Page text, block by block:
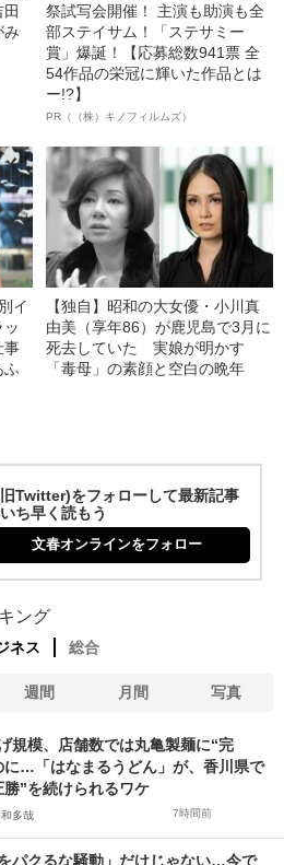
み
祭試写会開催！ 主演も助演も全
部ステイサム！「ステサミー
賞」爆誕！【応募総数941票 全
54作品の栄冠に輝いた作品とは
ー!?】
PR（（株）キノフィルムズ）
イ
事
ふ
【独自】昭和の大女優・小川真
由美（享年86）が鹿児島で3月に
死去していた 実娘が明かす
「毒母」の素顔と空白の晩年
Twitter)をフォローして最新記事
ち早く読もう
文春オンラインをフォロー
ング
ネス 総合
週間 月間 写真
規模、店舗数では丸亀製麺に“完
に…「はなまるうどん」が、香川県で
勝”を続けられるワケ
多哉 7時間前
をパクるな騒動」だけじゃない…今で